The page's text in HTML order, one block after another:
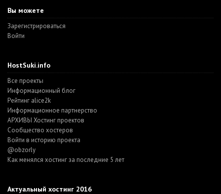
Вы можете
Зарегистрироваться
Войти
HostSuki.info
Все проекты
Информационный блог
Рейтинг alice2k
Информационное партнерство
АРХИВЫ Хостинг проектов
Cообщество хостеров
Войти в историю проекта
@obzorly
Как менялся хостинг за последние 5 лет
Актуальный хостинг 2016